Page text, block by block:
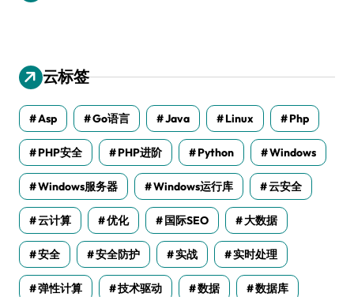
云标签
Asp Go语言 Java Linux Php
PHP安全 PHP进阶 Python Windows
Windows服务器 Windows运行库 云安全
云计算 优化 国际SEO 大数据
安全 安全防护 实战 实时处理
弹性计算 技术驱动 数据 数据库